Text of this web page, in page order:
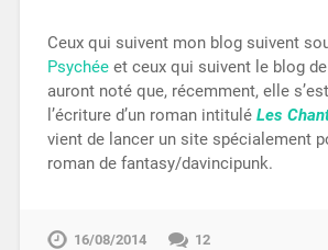
Ceux qui suivent mon blog suivent
Psychéeet ceux qui suivent le blog
auront noté que, récemment, elle
l’écriture d’un roman intitulé Les
vient de lancer un site spécialement
roman de fantasy/davincipunk.
16/08/2014 12